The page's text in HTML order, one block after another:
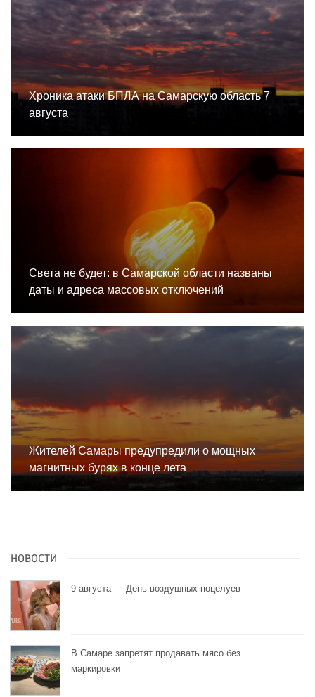
Хроника атаки БПЛА на Самарскую область 7
августа
Света не будет: в Самарской области названы
даты и адреса массовых отключений
Жителей Самары предупредили о мощных
магнитных бурях в конце лета
НОВОСТИ
9 августа — День воздушных поцелуев
В Самаре запретят продавать мясо без
маркировки